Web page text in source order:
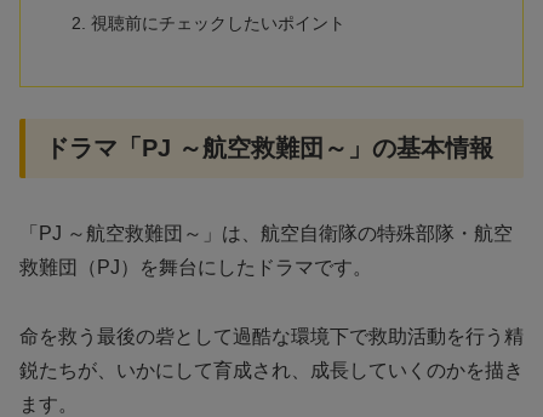
視聴前にチェックしたいポイント
ドラマ「PJ ～航空救難団～」の基本情報
「PJ ～航空救難団～」は、航空自衛隊の特殊部隊・航空
救難団（PJ）を舞台にしたドラマです。
命を救う最後の砦として過酷な環境下で救助活動を行う精
鋭たちが、いかにして育成され、成長していくのかを描き
ます。